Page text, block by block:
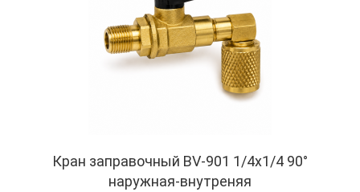
Кран заправочный BV-901 1/4x1/4 90°
наружная-внутреняя